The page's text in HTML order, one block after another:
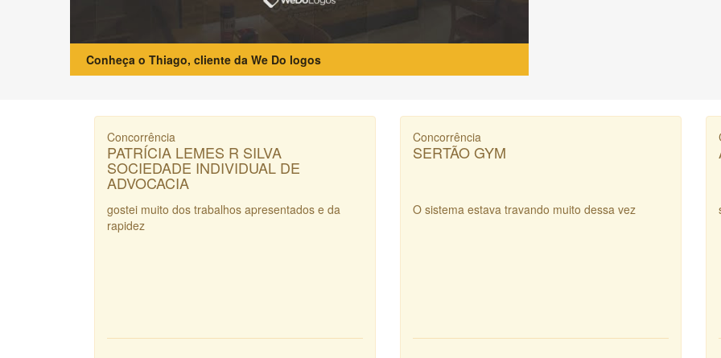
Conheça o Thiago, cliente da We Do logos
Concorrência
PATRÍCIA LEMES R SILVA
SOCIEDADE INDIVIDUAL DE
ADVOCACIA
gostei muito dos trabalhos apresentados e da
rapidez
Concorrência
SERTÃO GYM
O sistema estava travando muito dessa vez